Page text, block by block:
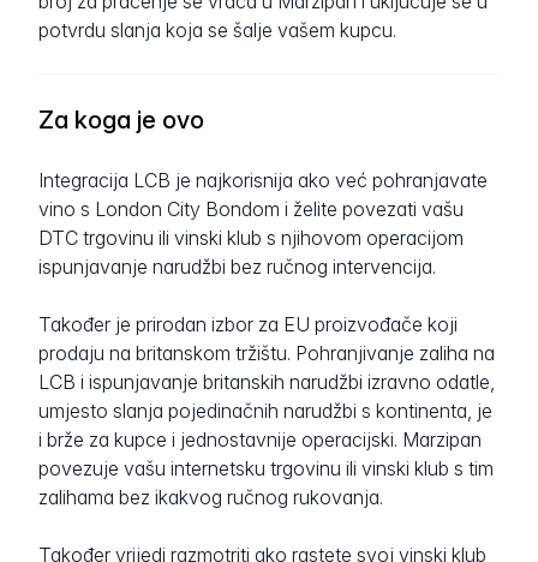
potvrdu slanja koja se šalje vašem kupcu.
Za koga je ovo
Integracija LCB je najkorisnija ako već pohranjavate
vino s London City Bondom i želite povezati vašu
DTC trgovinu ili vinski klub s njihovom operacijom
ispunjavanje narudžbi bez ručnog intervencija.
Također je prirodan izbor za EU proizvođače koji
prodaju na britanskom tržištu. Pohranjivanje zaliha na
LCB i ispunjavanje britanskih narudžbi izravno odatle,
umjesto slanja pojedinačnih narudžbi s kontinenta, je
i brže za kupce i jednostavnije operacijski. Marzipan
povezuje vašu internetsku trgovinu ili vinski klub s tim
zalihama bez ikakvog ručnog rukovanja.
Također vrijedi razmotriti ako rastete svoj vinski klub